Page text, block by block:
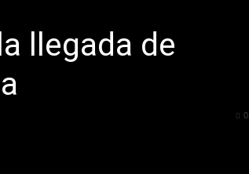
llegada de
0